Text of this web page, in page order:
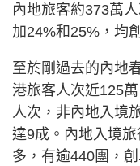
內地旅客約373萬
加24%和25%，均
至於剛過去的內地
港旅客人次近125
人次，非內地入境
達9成。內地入境
多，有逾440團，